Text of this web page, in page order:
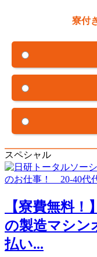
寮付
スペシャル
【寮費無料
の製造マシン
払い...